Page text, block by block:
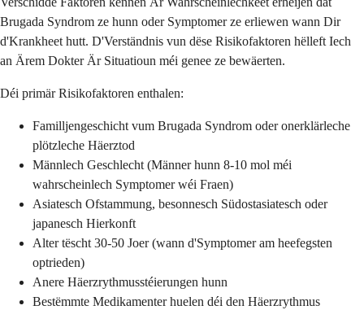
Brugada Syndrom ze hunn oder Symptomer ze erliewen wann Dir
d'Krankheet hutt. D'Verständnis vun dëse Risikofaktoren hëlleft Iech
an Ärem Dokter Är Situatioun méi genee ze bewäerten.
Déi primär Risikofaktoren enthalen:
Familljengeschicht vum Brugada Syndrom oder onerklärleche
plötzleche Häerztod
Männlech Geschlecht (Männer hunn 8-10 mol méi
wahrscheinlech Symptomer wéi Fraen)
Asiatesch Ofstammung, besonnesch Südostasiatesch oder
japanesch Hierkonft
Alter tëscht 30-50 Joer (wann d'Symptomer am heefegsten
optrieden)
Anere Häerzrythmusstéierungen hunn
Bestëmmte Medikamenter huelen déi den Häerzrythmus